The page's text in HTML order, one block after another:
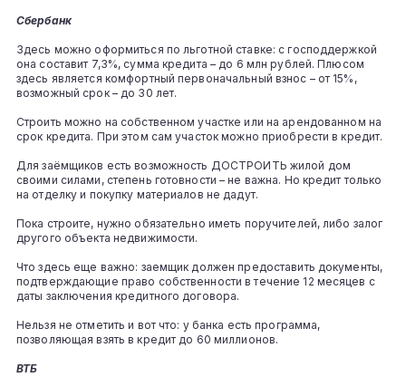
Сбербанк
Здесь можно оформиться по льготной ставке: с господдержкой
она составит 7,3%, сумма кредита – до 6 млн рублей. Плюсом
здесь является комфортный первоначальный взнос – от 15%,
возможный срок – до 30 лет.
Строить можно на собственном участке или на арендованном на
срок кредита. При этом сам участок можно приобрести в кредит.
Для заёмщиков есть возможность ДОСТРОИТЬ жилой дом
своими силами, степень готовности – не важна. Но кредит только
на отделку и покупку материалов не дадут.
Пока строите, нужно обязательно иметь поручителей, либо залог
другого объекта недвижимости.
Что здесь еще важно: заемщик должен предоставить документы,
подтверждающие право собственности в течение 12 месяцев с
даты заключения кредитного договора.
Нельзя не отметить и вот что: у банка есть программа,
позволяющая взять в кредит до 60 миллионов.
ВТБ